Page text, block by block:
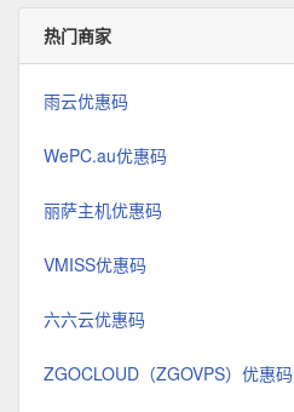
热门商家
雨云优惠码
WePC.au优惠码
丽萨主机优惠码
VMISS优惠码
六六云优惠码
ZGOCLOUD（ZGOVPS）优惠码